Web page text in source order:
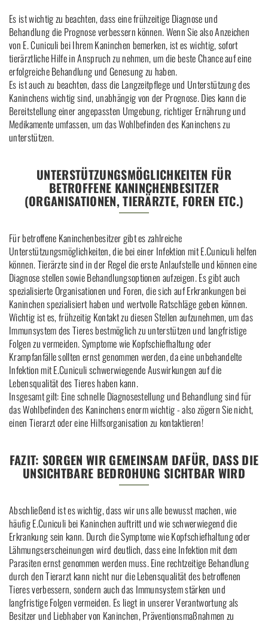
Es ist wichtig zu beachten, dass eine frühzeitige Diagnose und
Behandlung die Prognose verbessern können. Wenn Sie also Anzeichen
von E. Cuniculi bei Ihrem Kaninchen bemerken, ist es wichtig, sofort
tierärztliche Hilfe in Anspruch zu nehmen, um die beste Chance auf eine
erfolgreiche Behandlung und Genesung zu haben.
Es ist auch zu beachten, dass die Langzeitpflege und Unterstützung des
Kaninchens wichtig sind, unabhängig von der Prognose. Dies kann die
Bereitstellung einer angepassten Umgebung, richtiger Ernährung und
Medikamente umfassen, um das Wohlbefinden des Kaninchens zu
unterstützen.
UNTERSTÜTZUNGSMÖGLICHKEITEN FÜR
BETROFFENE KANINCHENBESITZER
(ORGANISATIONEN, TIERÄRZTE, FOREN ETC.)
Für betroffene Kaninchenbesitzer gibt es zahlreiche
Unterstützungsmöglichkeiten, die bei einer Infektion mit E.Cuniculi helfen
können. Tierärzte sind in der Regel die erste Anlaufstelle und können eine
Diagnose stellen sowie Behandlungsoptionen aufzeigen. Es gibt auch
spezialisierte Organisationen und Foren, die sich auf Erkrankungen bei
Kaninchen spezialisiert haben und wertvolle Ratschläge geben können.
Wichtig ist es, frühzeitig Kontakt zu diesen Stellen aufzunehmen, um das
Immunsystem des Tieres bestmöglich zu unterstützen und langfristige
Folgen zu vermeiden. Symptome wie Kopfschiefhaltung oder
Krampfanfälle sollten ernst genommen werden, da eine unbehandelte
Infektion mit E.Cuniculi schwerwiegende Auswirkungen auf die
Lebensqualität des Tieres haben kann.
Insgesamt gilt: Eine schnelle Diagnosestellung und Behandlung sind für
das Wohlbefinden des Kaninchens enorm wichtig - also zögern Sie nicht,
einen Tierarzt oder eine Hilfsorganisation zu kontaktieren!
FAZIT: SORGEN WIR GEMEINSAM DAFÜR, DASS DIE
UNSICHTBARE BEDROHUNG SICHTBAR WIRD
Abschließend ist es wichtig, dass wir uns alle bewusst machen, wie
häufig E.Cuniculi bei Kaninchen auftritt und wie schwerwiegend die
Erkrankung sein kann. Durch die Symptome wie Kopfschiefhaltung oder
Lähmungserscheinungen wird deutlich, dass eine Infektion mit dem
Parasiten ernst genommen werden muss. Eine rechtzeitige Behandlung
durch den Tierarzt kann nicht nur die Lebensqualität des betroffenen
Tieres verbessern, sondern auch das Immunsystem stärken und
langfristige Folgen vermeiden. Es liegt in unserer Verantwortung als
Besitzer und Liebhaber von Kaninchen, Präventionsmaßnahmen zu